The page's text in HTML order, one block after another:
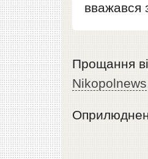
вважався
Прощання
Nikopolnews